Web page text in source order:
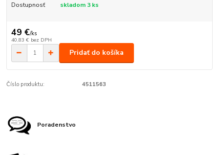
Dostupnosť skladom 3 ks
49 €/ks
40,83 € bez DPH
Pridať do košíka
Číslo produktu: 4511563
Poradenstvo